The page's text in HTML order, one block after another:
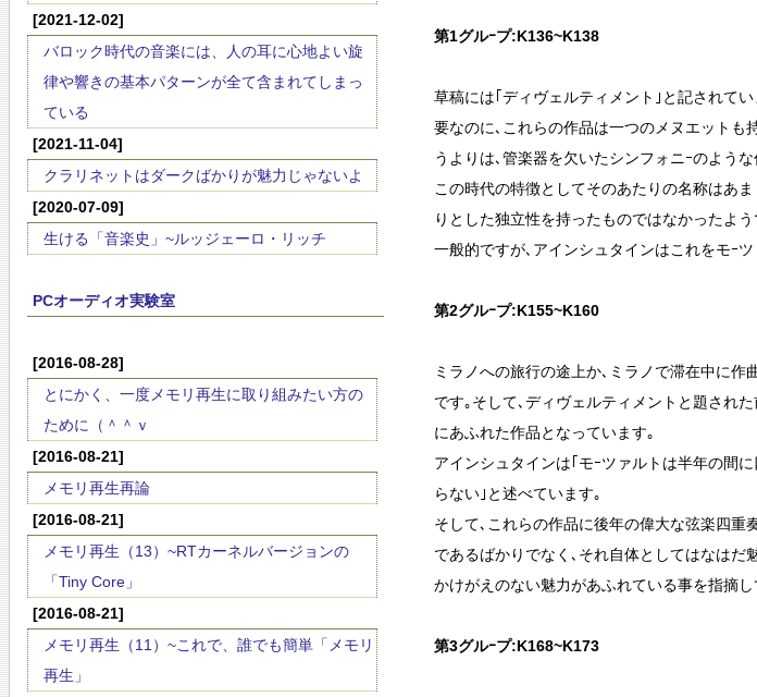
[2021-12-02]
バロック時代の音楽には、人の耳に心地よい旋
律や響きの基本パターンが全て含まれてしまっ
ている
[2021-11-04]
クラリネットはダークばかりが魅力じゃないよ
[2020-07-09]
生ける「音楽史」~ルッジェーロ・リッチ
PCオーディオ実験室
[2016-08-28]
とにかく、一度メモリ再生に取り組みたい方の
ために（＾＾ｖ
[2016-08-21]
メモリ再生再論
[2016-08-21]
メモリ再生（13）~RTカーネルバージョンの
「Tiny Core」
[2016-08-21]
メモリ再生（11）~これで、誰でも簡単「メモリ
再生」
第1グルｰプ:K136~K138
草稿には｢ディヴェルティメント｣と記されて
要なのに､これらの作品は一つのメヌエットも
うよりは､管楽器を欠いたシンフォニｰのよう
この時代の特徴としてそのあたりの名称はあ
りとした独立性を持ったものではなかったよ
一般的ですが､アインシュタインはこれをモｰ
第2グルｰプ:K155~K160
ミラノへの旅行の途上か､ミラノで滞在中に
です｡そして､ディヴェルティメントと題され
にあふれた作品となっています｡
アインシュタインは｢モｰツァルトは半年の間
らない｣と述べています｡
そして､これらの作品に後年の偉大な弦楽四重
であるばかりでなく､それ自体としてはなはだ
かけがえのない魅力があふれている事を指摘し
第3グルｰプ:K168~K173